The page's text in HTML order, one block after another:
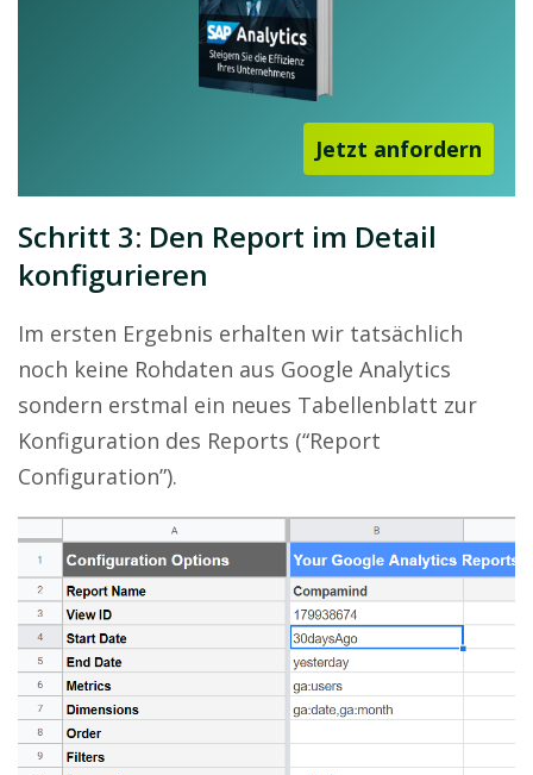
Jetzt anfordern
Schritt 3: Den Report im Detail
konfigurieren
Im ersten Ergebnis erhalten wir tatsächlich
noch keine Rohdaten aus Google Analytics
sondern erstmal ein neues Tabellenblatt zur
Konfiguration des Reports (“Report
Configuration”).